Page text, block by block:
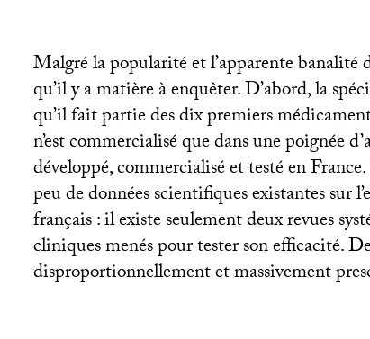
Malgré la popularité et l’apparente banalité
qu’il y a matière à enquêter. D’abord, la
qu’il fait partie des dix premiers
n’est commercialisé que dans une poignée
développé, commercialisé et testé en
peu de données scientifiques existantes sur
français : il existe seulement deux revues
cliniques menés pour tester son efficacité.
disproportionnellement et massivement